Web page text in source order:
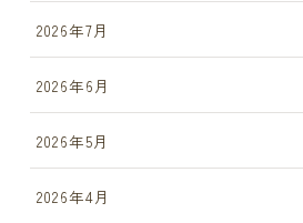
2026年7月
2026年6月
2026年5月
2026年4月